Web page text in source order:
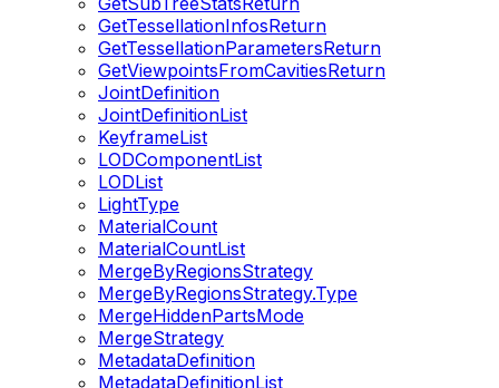
GetTessellationInfosReturn
GetTessellationParametersReturn
GetViewpointsFromCavitiesReturn
JointDefinition
JointDefinitionList
KeyframeList
LODComponentList
LODList
LightType
MaterialCount
MaterialCountList
MergeByRegionsStrategy
MergeByRegionsStrategy.Type
MergeHiddenPartsMode
MergeStrategy
MetadataDefinition
MetadataDefinitionList